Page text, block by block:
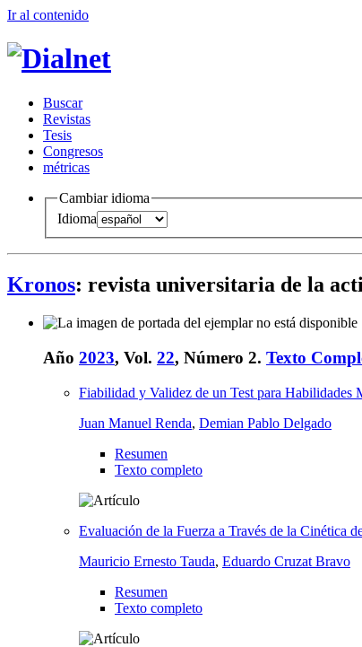
Ir al contenido
Buscar
Revistas
Tesis
Congresos
métricas
Cambiar idioma
Idioma
Kronos: revista universitaria de la
Año 2023, Vol. 22, Número 2. Texto
Fiabilidad y Validez de un Test para Habilidades
Juan Manuel Renda, Demian Pablo Delgado
Resumen
Texto completo
Evaluación de la Fuerza a Través de la Cinética
Mauricio Ernesto Tauda, Eduardo Cruzat Bravo
Resumen
Texto completo